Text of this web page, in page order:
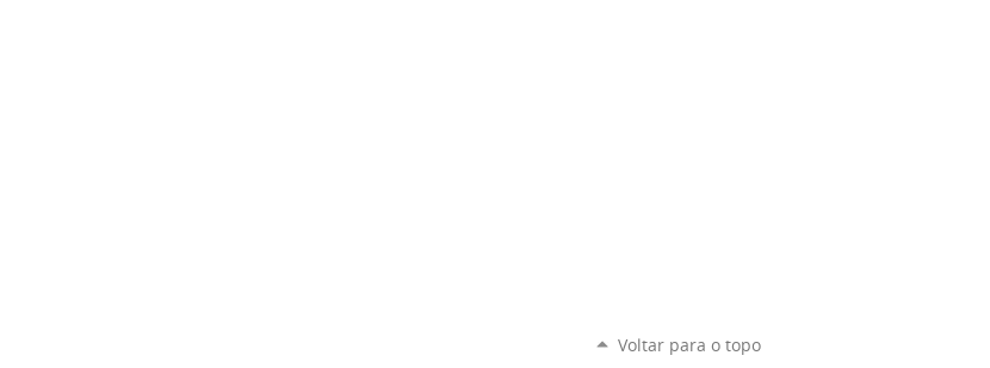
Voltar para o topo